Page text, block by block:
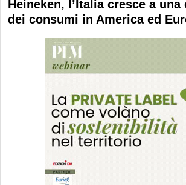
Heineken, l’Italia cresce a
dei consumi in America ed